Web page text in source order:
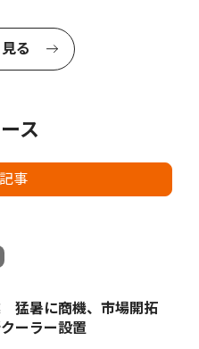
る
ス
事
猛暑に商機、市場開拓
ーラー設置